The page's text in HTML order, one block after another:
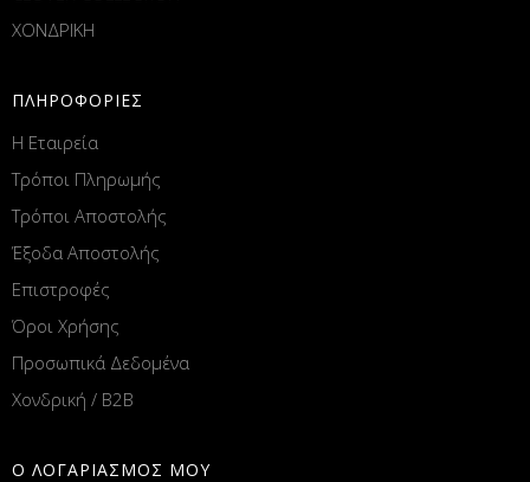
ΧΟΝΔΡΙΚΗ
ΠΛΗΡΟΦΟΡΙΕΣ
Η Εταιρεία
Τρόποι Πληρωμής
Τρόποι Αποστολής
Έξοδα Αποστολής
Επιστροφές
Όροι Χρήσης
Προσωπικά Δεδομένα
Χονδρική / B2B
Ο ΛΟΓΑΡΙΑΣΜΟΣ ΜΟΥ